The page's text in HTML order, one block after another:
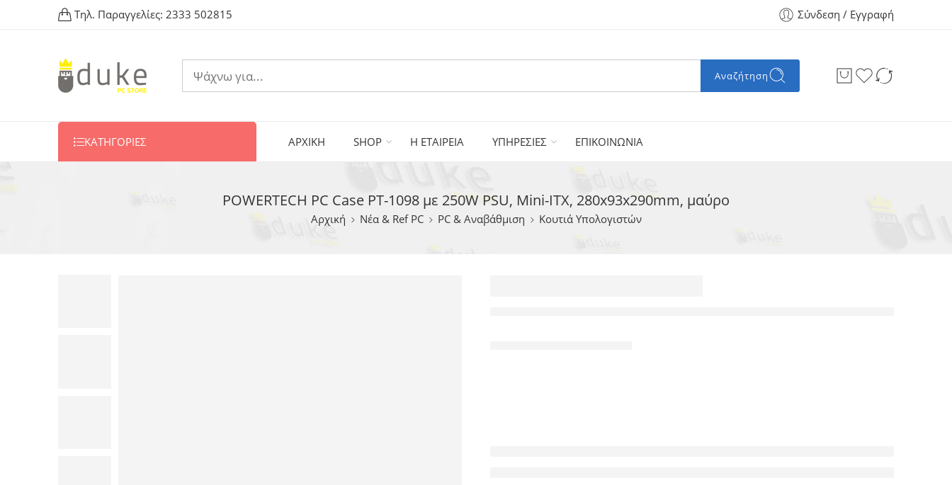
Τηλ. Παραγγελίες: 2333 502815 Σύνδεση / Εγγραφή
Αναζήτηση
ΚΑΤΗΓΟΡΙΕΣ ΑΡΧΙΚΗ SHOP Η ΕΤΑΙΡΕΙΑ ΥΠΗΡΕΣΙΕΣ ΕΠΙΚΟΙΝΩΝΙΑ
POWERTECH PC Case PT-1098 με 250W PSU, Mini-ITX, 280x93x290mm, μαύρο
Αρχική Νέα & Ref PC PC & Αναβάθμιση Κουτιά Υπολογιστών